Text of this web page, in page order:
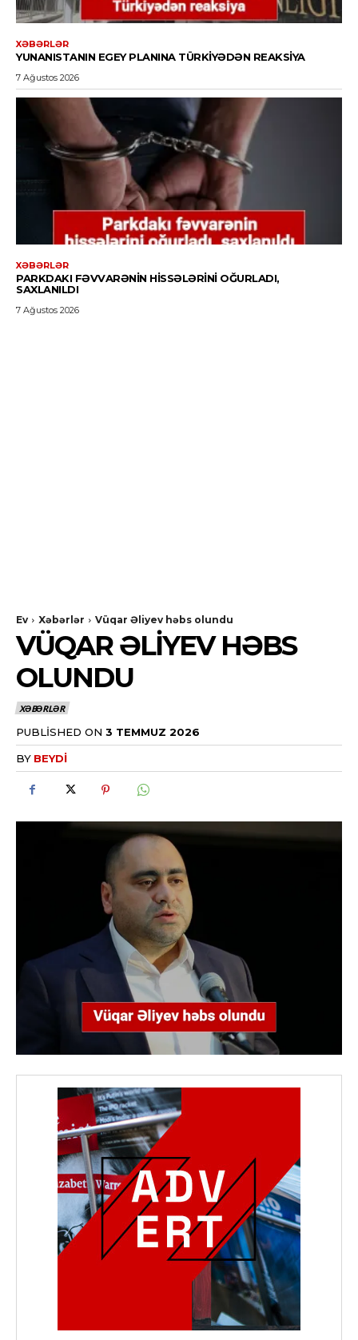
XƏBƏRLƏR
YUNANISTANIN EGEY PLANINA TÜRKIYƏDƏN REAKSIYA
7 Ağustos 2026
XƏBƏRLƏR
PARKDAKI FƏVVARƏNIN HISSƏLƏRINI OĞURLADI,
SAXLANILDI
7 Ağustos 2026